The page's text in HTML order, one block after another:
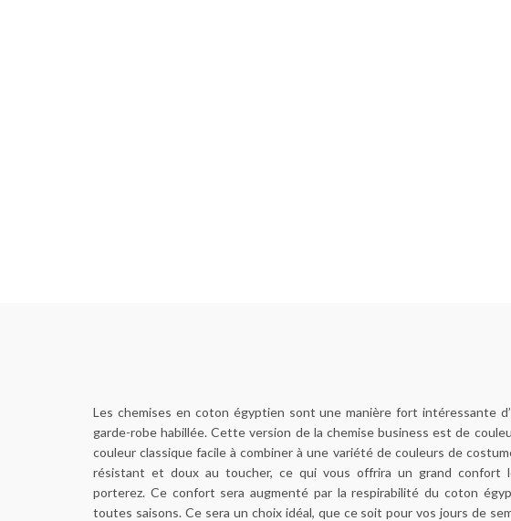
Les chemises en coton égyptien sont une manière fort intéressante
garde-robe habillée. Cette version de la chemise business est de
couleur classique facile à combiner à une variété de couleurs de
résistant et doux au toucher, ce qui vous offrira un grand confort
porterez. Ce confort sera augmenté par la respirabilité du coton
toutes saisons. Ce sera un choix idéal, que ce soit pour vos jours de